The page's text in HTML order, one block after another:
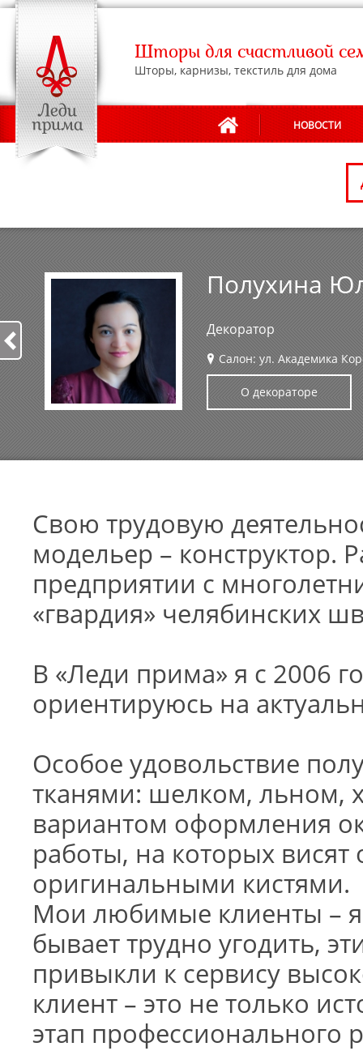
Шторы для счастливой
Шторы, карнизы, текстиль для дома
НОВОСТИ
Полухина
Декоратор
Салон: ул. Академика
О декораторе
Свою трудовую
модельер – конструктор.
предприятии с
«гвардия» челябинских
В «Леди прима» я с 2006
ориентируюсь на
Особое удовольствие
тканями: шелком,
вариантом оформления
работы, на которых
оригинальными кистями.
Мои любимые клиенты –
бывает трудно угодить,
привыкли к сервису
клиент – это не только
этап профессионального